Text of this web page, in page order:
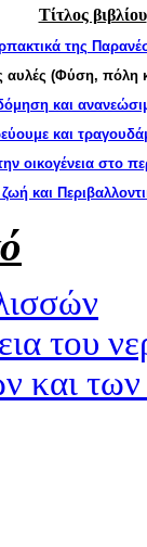
Τίτλος βιβλίου
της
αυλές (Φύση, πόλη
και
και
οικογένεια στο
και
του
και